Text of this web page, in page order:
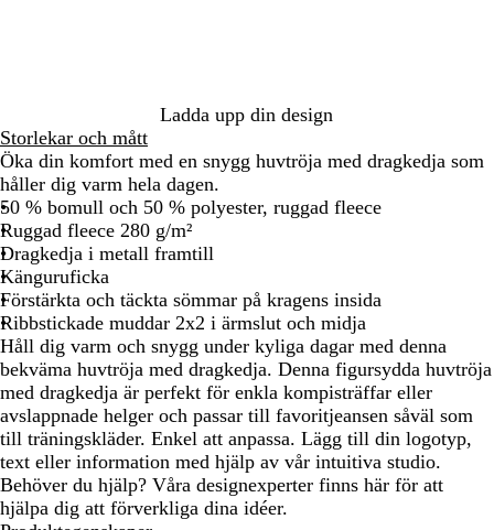
Ladda upp din design
Storlekar och mått
Öka din komfort med en snygg huvtröja med dragkedja som
håller dig varm hela dagen.
50 % bomull och 50 % polyester, ruggad fleece
Ruggad fleece 280 g/m²
Dragkedja i metall framtill
Känguruficka
Förstärkta och täckta sömmar på kragens insida
Ribbstickade muddar 2x2 i ärmslut och midja
Håll dig varm och snygg under kyliga dagar med denna
bekväma huvtröja med dragkedja. Denna figursydda huvtröja
med dragkedja är perfekt för enkla kompisträffar eller
avslappnade helger och passar till favoritjeansen såväl som
till träningskläder. Enkel att anpassa. Lägg till din logotyp,
text eller information med hjälp av vår intuitiva studio.
Behöver du hjälp? Våra designexperter finns här för att
hjälpa dig att förverkliga dina idéer.